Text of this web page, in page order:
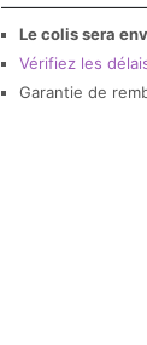
Le colis sera
Vérifiez les
Garantie de